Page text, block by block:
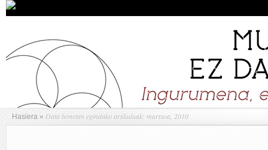
Hasiera » Data honetan egindako artikuluak: martxoa, 2010